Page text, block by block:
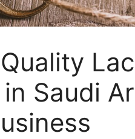
Saudi